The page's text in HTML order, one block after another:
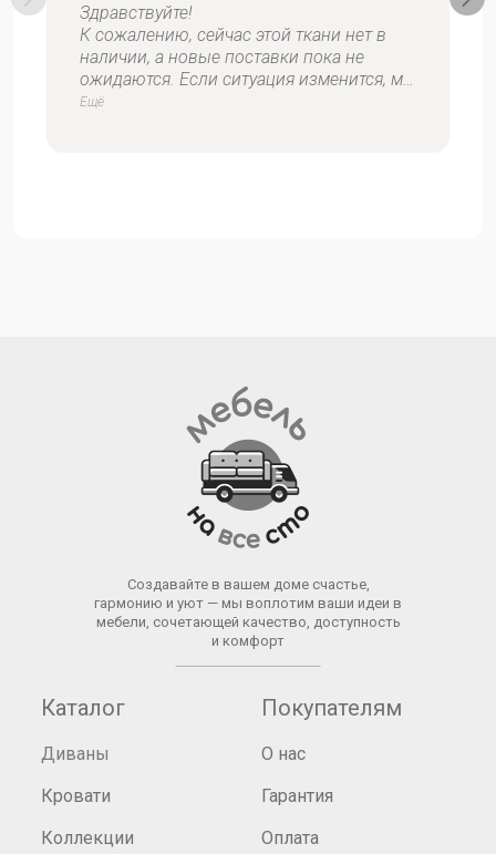
Здравствуйте!
К сожалению, сейчас этой ткани нет в
наличии, а новые поставки пока не
ожидаются. Если ситуация изменится, мы
обязательно вам сообщим.
Ещё
Создавайте в вашем доме счастье,
гармонию и уют — мы воплотим ваши идеи в
мебели, сочетающей качество, доступность
и комфорт
Каталог
Диваны
Кровати
Коллекции
Покупателям
О нас
Гарантия
Оплата